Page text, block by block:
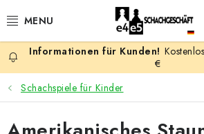
Inhalt
AKTION
SCHACHSPIELE
SCHACHFIGUREN
€
Schachspiele für Kinder